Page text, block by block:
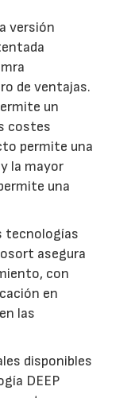
versión
de ventajas.
un
costes
permite una
la mayor
una
tecnologías
asegura
con
en
las
disponibles
DEEP